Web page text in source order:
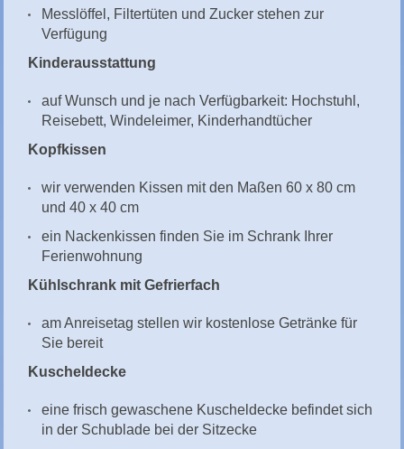
Messlöffel, Filtertüten und Zucker stehen zur
Verfügung
Kinderausstattung
auf Wunsch und je nach Verfügbarkeit: Hochstuhl,
Reisebett, Windeleimer, Kinderhandtücher
Kopfkissen
wir verwenden Kissen mit den Maßen 60 x 80 cm
und 40 x 40 cm
ein Nackenkissen finden Sie im Schrank Ihrer
Ferienwohnung
Kühlschrank mit Gefrierfach
am Anreisetag stellen wir kostenlose Getränke für
Sie bereit
Kuscheldecke
eine frisch gewaschene Kuscheldecke befindet sich
in der Schublade bei der Sitzecke